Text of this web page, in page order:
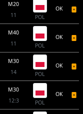
M20
11
POL
OK
M40
11
POL
OK
M30
14
POL
OK
M30
12:3
POL
OK